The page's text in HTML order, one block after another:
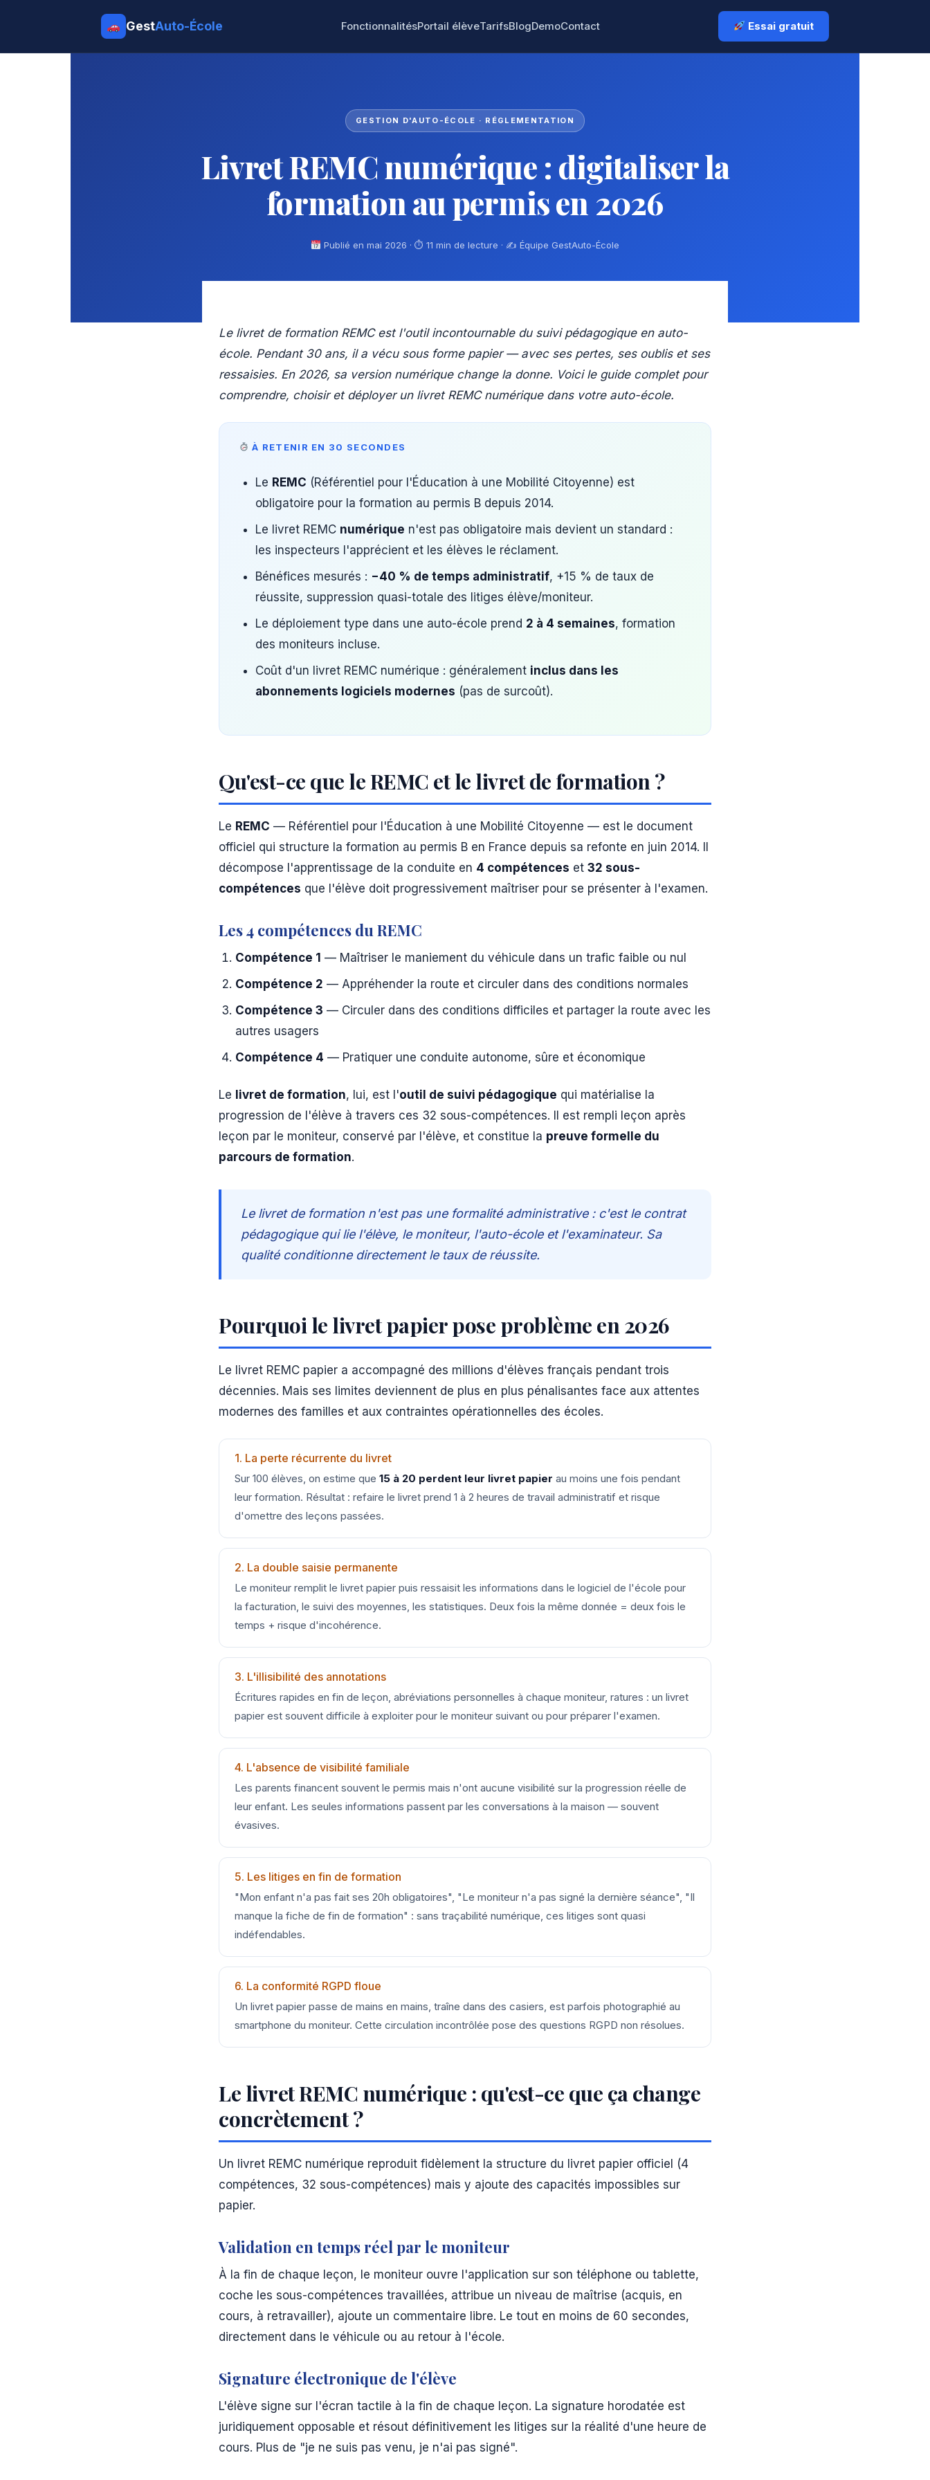
GestAuto-École FonctionnalitésPortail élèveTarifsBlogDemoContact Essai gratuit
GESTION D'AUTO-ÉCOLE · RÉGLEMENTATION
Livret REMC numérique : digitaliser la
formation au permis en 2026
Publié en mai 2026 · ⏱ 11 min de lecture · ✍ Équipe GestAuto-École
Le livret de formation REMC est l'outil incontournable du suivi pédagogique en auto-
école. Pendant 30 ans, il a vécu sous forme papier — avec ses pertes, ses oublis et ses
ressaisies. En 2026, sa version numérique change la donne. Voici le guide complet pour
comprendre, choisir et déployer un livret REMC numérique dans votre auto-école.
À RETENIR EN 30 SECONDES
Le REMC (Référentiel pour l'Éducation à une Mobilité Citoyenne) est
obligatoire pour la formation au permis B depuis 2014.
Le livret REMC numérique n'est pas obligatoire mais devient un standard :
les inspecteurs l'apprécient et les élèves le réclament.
Bénéfices mesurés : −40 % de temps administratif, +15 % de taux de
réussite, suppression quasi-totale des litiges élève/moniteur.
Le déploiement type dans une auto-école prend 2 à 4 semaines, formation
des moniteurs incluse.
Coût d'un livret REMC numérique : généralement inclus dans les
abonnements logiciels modernes (pas de surcoût).
Qu'est-ce que le REMC et le livret de formation ?
Le REMC — Référentiel pour l'Éducation à une Mobilité Citoyenne — est le document
officiel qui structure la formation au permis B en France depuis sa refonte en juin 2014. Il
décompose l'apprentissage de la conduite en 4 compétences et 32 sous-
compétences que l'élève doit progressivement maîtriser pour se présenter à l'examen.
Les 4 compétences du REMC
Compétence 1 — Maîtriser le maniement du véhicule dans un trafic faible ou nul
Compétence 2 — Appréhender la route et circuler dans des conditions normales
Compétence 3 — Circuler dans des conditions difficiles et partager la route avec les
autres usagers
Compétence 4 — Pratiquer une conduite autonome, sûre et économique
Le livret de formation, lui, est l'outil de suivi pédagogique qui matérialise la
progression de l'élève à travers ces 32 sous-compétences. Il est rempli leçon après
leçon par le moniteur, conservé par l'élève, et constitue la preuve formelle du
parcours de formation.
Le livret de formation n'est pas une formalité administrative : c'est le contrat
pédagogique qui lie l'élève, le moniteur, l'auto-école et l'examinateur. Sa
qualité conditionne directement le taux de réussite.
Pourquoi le livret papier pose problème en 2026
Le livret REMC papier a accompagné des millions d'élèves français pendant trois
décennies. Mais ses limites deviennent de plus en plus pénalisantes face aux attentes
modernes des familles et aux contraintes opérationnelles des écoles.
1. La perte récurrente du livret
Sur 100 élèves, on estime que 15 à 20 perdent leur livret papier au moins une fois pendant
leur formation. Résultat : refaire le livret prend 1 à 2 heures de travail administratif et risque
d'omettre des leçons passées.
2. La double saisie permanente
Le moniteur remplit le livret papier puis ressaisit les informations dans le logiciel de l'école pour
la facturation, le suivi des moyennes, les statistiques. Deux fois la même donnée = deux fois le
temps + risque d'incohérence.
3. L'illisibilité des annotations
Écritures rapides en fin de leçon, abréviations personnelles à chaque moniteur, ratures : un livret
papier est souvent difficile à exploiter pour le moniteur suivant ou pour préparer l'examen.
4. L'absence de visibilité familiale
Les parents financent souvent le permis mais n'ont aucune visibilité sur la progression réelle de
leur enfant. Les seules informations passent par les conversations à la maison — souvent
évasives.
5. Les litiges en fin de formation
"Mon enfant n'a pas fait ses 20h obligatoires", "Le moniteur n'a pas signé la dernière séance", "Il
manque la fiche de fin de formation" : sans traçabilité numérique, ces litiges sont quasi
indéfendables.
6. La conformité RGPD floue
Un livret papier passe de mains en mains, traîne dans des casiers, est parfois photographié au
smartphone du moniteur. Cette circulation incontrôlée pose des questions RGPD non résolues.
Le livret REMC numérique : qu'est-ce que ça change
concrètement ?
Un livret REMC numérique reproduit fidèlement la structure du livret papier officiel (4
compétences, 32 sous-compétences) mais y ajoute des capacités impossibles sur
papier.
Validation en temps réel par le moniteur
À la fin de chaque leçon, le moniteur ouvre l'application sur son téléphone ou tablette,
coche les sous-compétences travaillées, attribue un niveau de maîtrise (acquis, en
cours, à retravailler), ajoute un commentaire libre. Le tout en moins de 60 secondes,
directement dans le véhicule ou au retour à l'école.
Signature électronique de l'élève
L'élève signe sur l'écran tactile à la fin de chaque leçon. La signature horodatée est
juridiquement opposable et résout définitivement les litiges sur la réalité d'une heure de
cours. Plus de "je ne suis pas venu, je n'ai pas signé".